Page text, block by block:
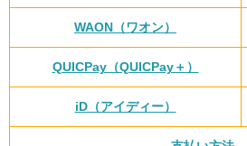
WAON（ワオン）
QUICPay（QUICPay＋）
iD（アイディー）